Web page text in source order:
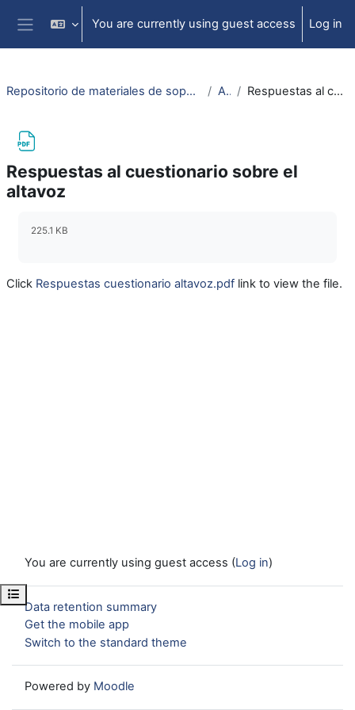
Skip to main content
Side panel
You are currently using guest access Log in
Open course index
Repositorio de materiales de soporte para la docencia de la física universitaria II Altavoz Respuestas al cuestionario sobre el altavoz
Respuestas al cuestionario sobre el
altavoz
225.1 KB
Click Respuestas cuestionario altavoz.pdf link to view the file.
You are currently using guest access (Log in)
Data retention summary
Get the mobile app
Switch to the standard theme
Powered by Moodle